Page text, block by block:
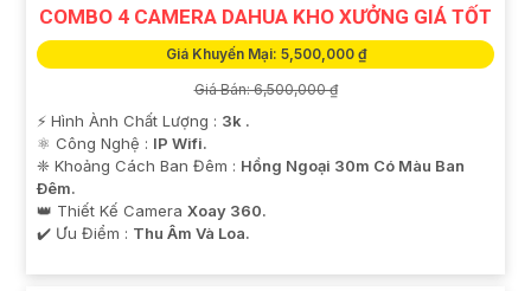
COMBO 4 CAMERA DAHUA KHO XƯỞNG GIÁ TỐT
Giá Khuyến Mại: 5,500,000 ₫
Giá Bán: 6,500,000 ₫
️⚡ Hình Ành Chất Lượng : 3k .
⚛️ Công Nghệ : IP Wifi.
❈ Khoảng Cách Ban Đêm : Hồng Ngoại 30m Có Màu Ban
Ðêm.
👑 Thiết Kế Camera Xoay 360.
️✔️ Ưu Điểm : Thu Âm Và Loa.